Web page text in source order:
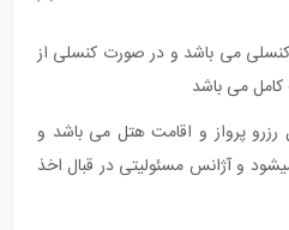
کنسلی می باشد و در صورت کنسلی از
می باشد
رزرو پرواز و اقامت هتل می باشد و
و آژانس مسئولیتی در قبال اخذ